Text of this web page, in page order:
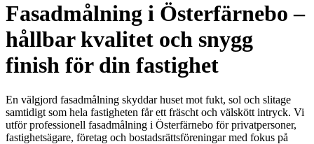
Fasadmålning i Österfärnebo –
hållbar kvalitet och snygg
finish för din fastighet
En välgjord fasadmålning skyddar huset mot fukt, sol och slitage
samtidigt som hela fastigheten får ett fräscht och välskött intryck. Vi
utför professionell fasadmålning i Österfärnebo för privatpersoner,
fastighetsägare, företag och bostadsrättsföreningar med fokus på